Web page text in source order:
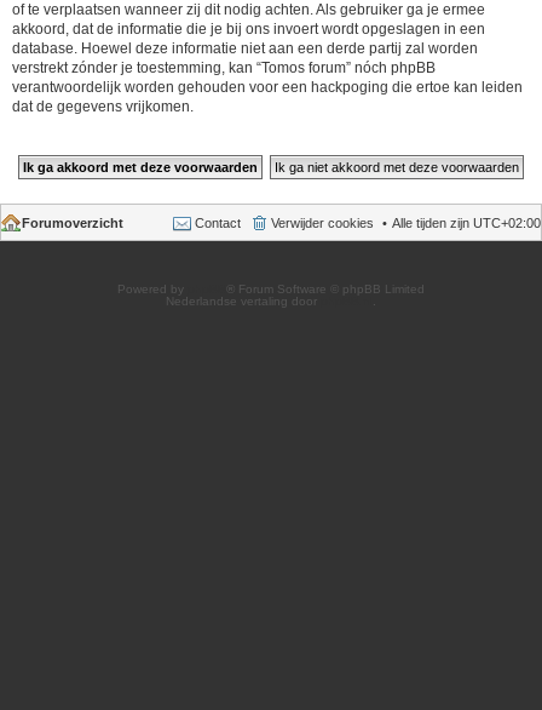
of te verplaatsen wanneer zij dit nodig achten. Als gebruiker ga je ermee
akkoord, dat de informatie die je bij ons invoert wordt opgeslagen in een
database. Hoewel deze informatie niet aan een derde partij zal worden
verstrekt zónder je toestemming, kan “Tomos forum” nóch phpBB
verantwoordelijk worden gehouden voor een hackpoging die ertoe kan leiden
dat de gegevens vrijkomen.
Forumoverzicht Alle tijden zijn UTC+02:00
Verwijder cookies
Contact
Powered by
® Forum Software © phpBB Limited
Nederlandse vertaling door